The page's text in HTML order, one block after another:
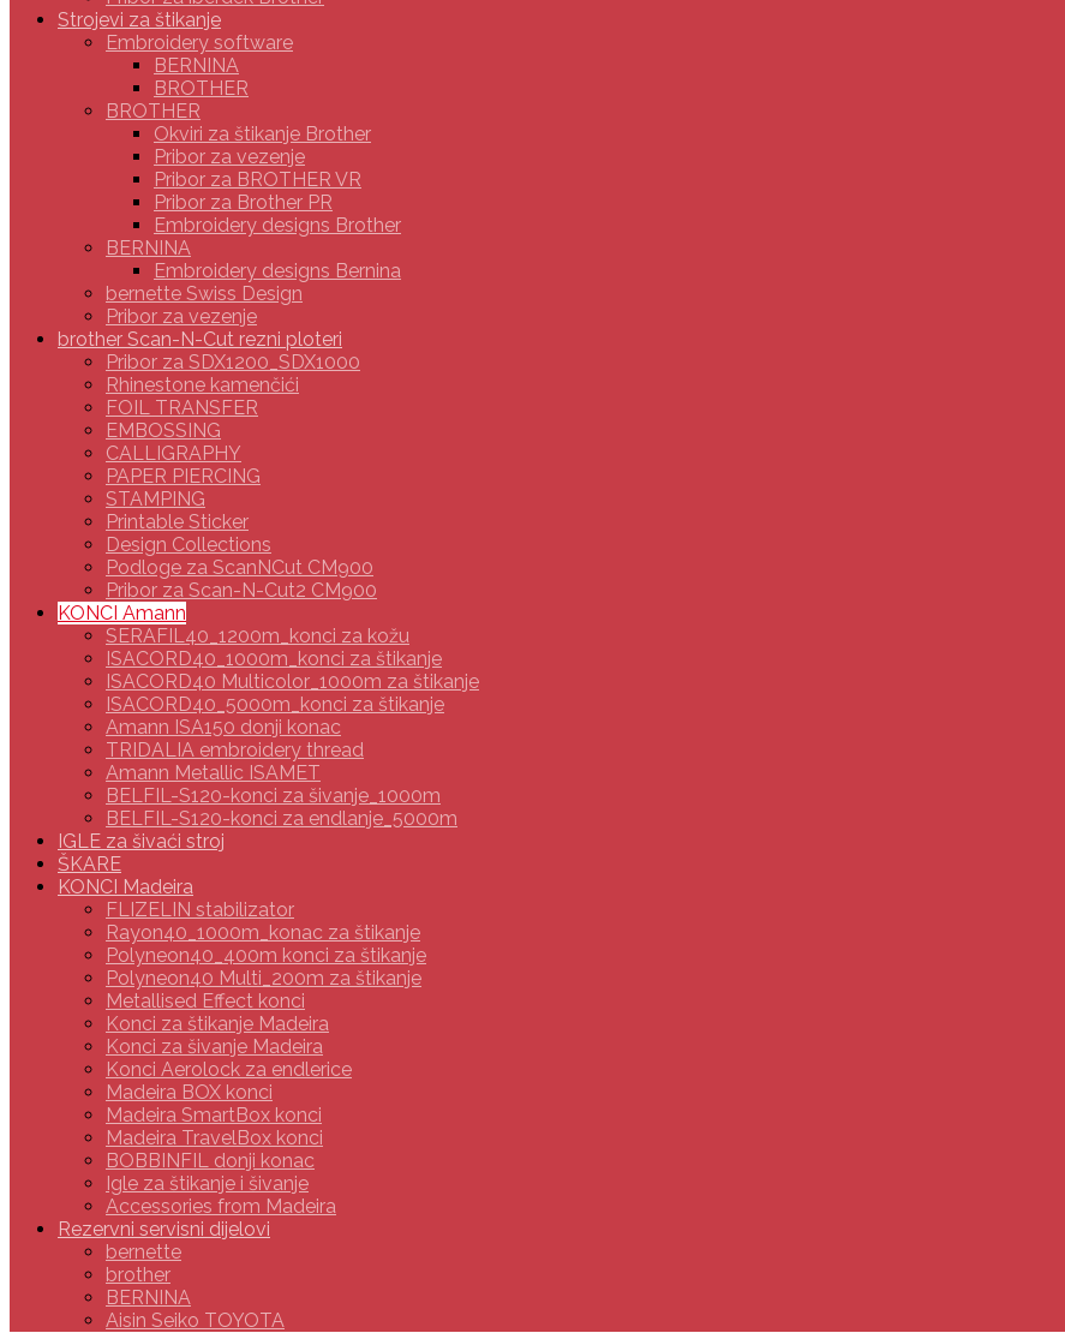
Strojevi za štikanje
Embroidery software
BERNINA
BROTHER
BROTHER
Okviri za štikanje Brother
Pribor za vezenje
Pribor za BROTHER VR
Pribor za Brother PR
Embroidery designs Brother
BERNINA
Embroidery designs Bernina
bernette Swiss Design
Pribor za vezenje
brother Scan-N-Cut rezni ploteri
Pribor za SDX1200_SDX1000
Rhinestone kamenčići
FOIL TRANSFER
EMBOSSING
CALLIGRAPHY
PAPER PIERCING
STAMPING
Printable Sticker
Design Collections
Podloge za ScanNCut CM900
Pribor za Scan-N-Cut2 CM900
KONCI Amann
SERAFIL40_1200m_konci za kožu
ISACORD40_1000m_konci za štikanje
ISACORD40 Multicolor_1000m za štikanje
ISACORD40_5000m_konci za štikanje
Amann ISA150 donji konac
TRIDALIA embroidery thread
Amann Metallic ISAMET
BELFIL-S120-konci za šivanje_1000m
BELFIL-S120-konci za endlanje_5000m
IGLE za šivaći stroj
ŠKARE
KONCI Madeira
FLIZELIN stabilizator
Rayon40_1000m_konac za štikanje
Polyneon40_400m konci za štikanje
Polyneon40 Multi_200m za štikanje
Metallised Effect konci
Konci za štikanje Madeira
Konci za šivanje Madeira
Konci Aerolock za endlerice
Madeira BOX konci
Madeira SmartBox konci
Madeira TravelBox konci
BOBBINFIL donji konac
Igle za štikanje i šivanje
Accessories from Madeira
Rezervni servisni dijelovi
bernette
brother
BERNINA
Aisin Seiko TOYOTA